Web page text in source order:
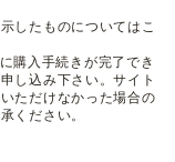
したものについてはこ
購入手続きが完了でき
し込み下さい。サイト
ただけなかった場合の
ください。